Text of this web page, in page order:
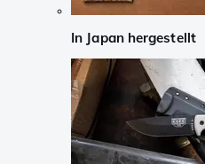
In Japan hergestellt